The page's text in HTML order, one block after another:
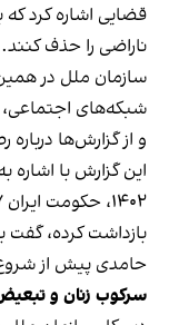
قضایی اشاره کرد
ناراضی را حذف کنند.
سازمان ملل در
شبکه‌های اجتماعی،
و از گزارش‌ها درباره
بازداشت کرده،
حامدی پیش از
سرکوب زنان و